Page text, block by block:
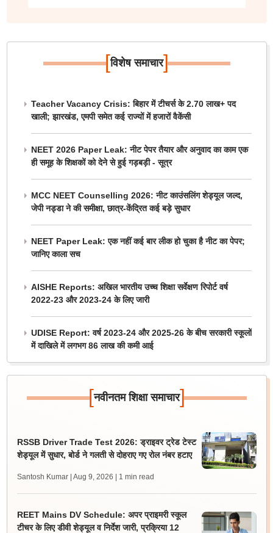
[विशेष समाचार]
Teacher Vacancy Crisis: बिहार में टीचर्स के 2.70 लाख+ पद
खाली; झारखंड, एमपी समेत कई राज्यों में हजारों वैकेंसी
NEET 2026 Paper Leak: नीट पेपर तैयार और अनुवाद का काम एक
ही समूह के शिक्षकों को देने से हुई गड़बड़ी - सूत्र
MCC NEET Counselling 2026: नीट काउंसलिंग शेड्यूल जल्द,
जेपी नड्डा ने की समीक्षा, छात्र-केंद्रित कई बड़े सुधार
NEET Paper Leak: एक नहीं कई बार लीक हो चुका है नीट का पेपर;
जानिए काला सच
AISHE Reports: अखिल भारतीय उच्च शिक्षा सर्वेक्षण रिपोर्ट वर्ष
2022-23 और 2023-24 के लिए जारी
UDISE Report: वर्ष 2023-24 और 2025-26 के बीच सरकारी स्कूलों
में दाखिले में लगभग 86 लाख की कमी आई
[नवीनतम शिक्षा समाचार]
RSSB Driver Trade Test 2026: ड्राइवर ट्रेड टेस्ट
शेड्यूल में सुधार, बोर्ड ने गलती से दोहराए गए रोल नंबर हटाए
Santosh Kumar | Aug 9, 2026 | 1 min read
REET Mains DV Schedule: अपर प्राइमरी स्कूल
टीचर के लिए डीवी शेड्यूल व निर्देश जारी, प्रक्रिया 12